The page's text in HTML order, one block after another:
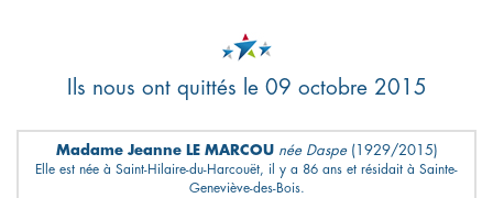
Ils nous ont quittés le 09 octobre 2015
Madame Jeanne LE MARCOU née Daspe (1929/2015)
Elle est née à Saint-Hilaire-du-Harcouët, il y a 86 ans et résidait à Sainte-
Geneviève-des-Bois.